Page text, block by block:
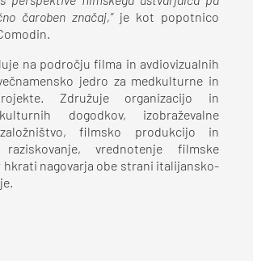
čaroben značaj,” je kot popotnico
na področju filma in avdiovizualnih
jedro za medkulturne in
Združuje organizacijo in
dogodkov, izobraževalne
filmsko produkcijo in
vrednotenje filmske
hkrati nagovarja obe strani italijansko-